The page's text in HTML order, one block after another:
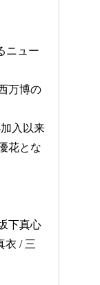
ニュー
万博の
入以来
花とな
下真心
衣 / 三